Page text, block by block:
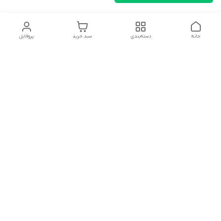
پروفایل سبد خرید دسته‌بندی خانه